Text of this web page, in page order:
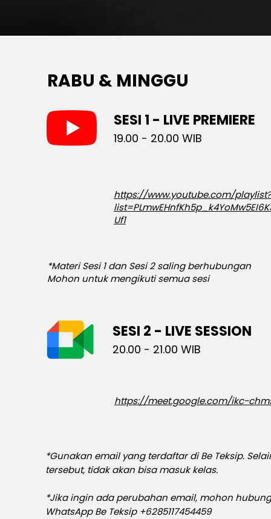
RABU & MINGGU
SESI 1 - LIVE PREMIERE
19.00 - 20.00 WIB
https://www.youtube.com/playlist?
Uf1
*Materi Sesi 1 dan Sesi 2 saling berhubungan
Mohon untuk mengikuti semua sesi
SESI 2 - LIVE SESSION
20.00 - 21.00 WIB
https://meet.google.com/ikc-
*Gunakan email yang terdaftar di Be Teksip.
tersebut, tidak akan bisa masuk kelas.
*Jika ingin ada perubahan email, mohon
WhatsApp Be Teksip +6285117454459